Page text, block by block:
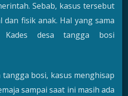
Sebab, kasus tersebut
dan fisik anak. Hal yang sama
Kades desa tangga bosi
bosi, kasus menghisap
sampai saat ini masih ada